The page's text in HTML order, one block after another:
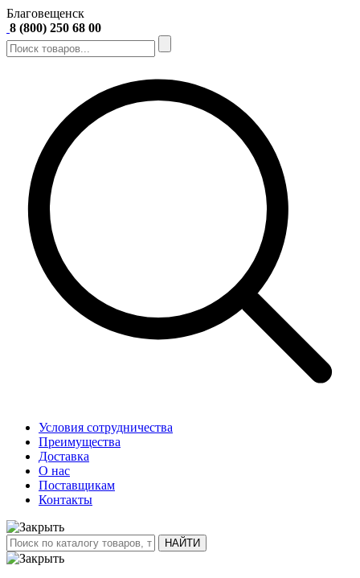
Благовещенск
8 (800) 250 68 00
Условия сотрудничества
Преимущества
Доставка
О нас
Поставщикам
Контакты